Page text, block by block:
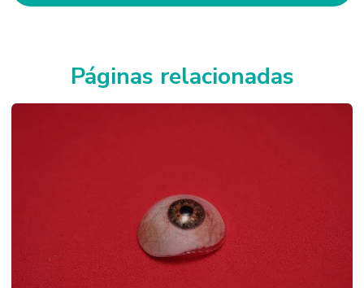
Lentes esclerais preço
Lentes esclerais valor
Prótese ocular em campinas
Prótese ocular para criança
Prótese ocular individualizada
Páginas relacionadas